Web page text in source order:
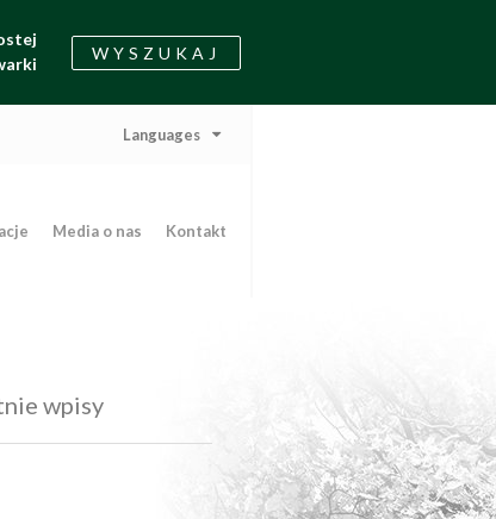
WYSZUKAJ
Languages
Media o nas Kontakt
wpisy